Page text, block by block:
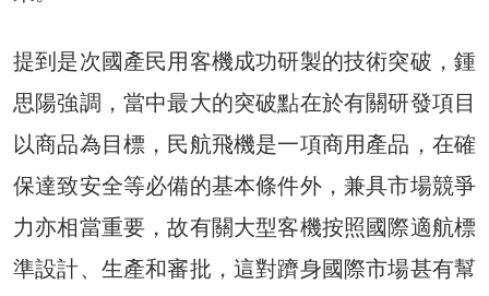
提到是次國產民用客機成功研製的技術突破，鍾
思陽強調，當中最大的突破點在於有關研發項目
以商品為目標，民航飛機是一項商用產品，在確
保達致安全等必備的基本條件外，兼具市場競爭
力亦相當重要，故有關大型客機按照國際適航標
準設計、生產和審批，這對躋身國際市場甚有幫